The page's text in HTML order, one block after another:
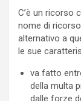
C’è un ricorso
nome di
alternativo a
le sue
va fatto
della multa
dalle forze